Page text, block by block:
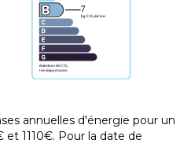
annuelles d'énergie pour un
1110€. Pour la date de